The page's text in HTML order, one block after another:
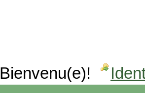
Bienvenu(e)!